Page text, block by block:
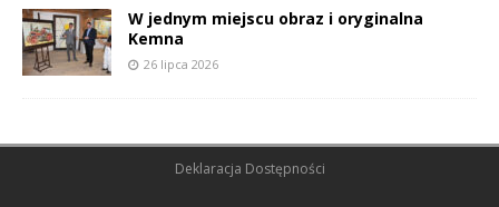
W jednym miejscu obraz i oryginalna
Kemna
26 lipca 2026
Deklaracja Dostępności